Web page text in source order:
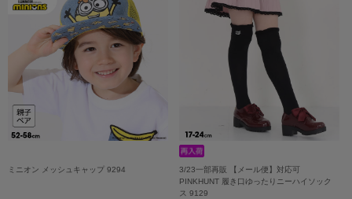
ミニオン メッシュキャップ 9294
3/23一部再販 【メール便】対応可
PINKHUNT 履き口ゆったりニーハイソック
ス 9129